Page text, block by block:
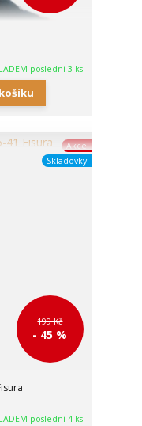
poslední 3 ks
Akce
Skladovky
199 Kč
- 45 %
poslední 4 ks